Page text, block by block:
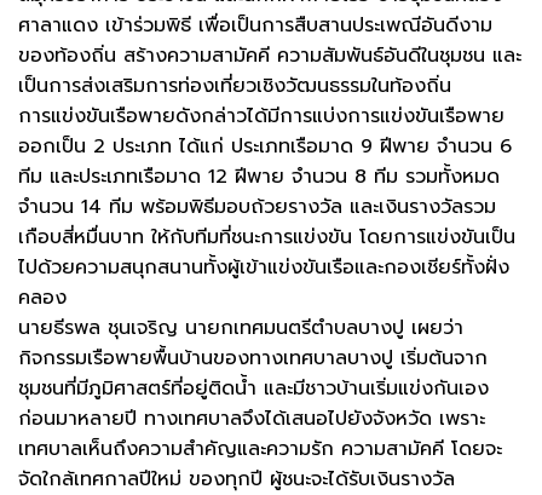
ศาลาแดง เข้าร่วมพิธี เพื่อเป็นการสืบสานประเพณีอันดีงาม
ของท้องถิ่น สร้างความสามัคคี ความสัมพันธ์อันดีในชุมชน และ
เป็นการส่งเสริมการท่องเที่ยวเชิงวัฒนธรรมในท้องถิ่น
การแข่งขันเรือพายดังกล่าวได้มีการแบ่งการแข่งขันเรือพาย
ออกเป็น 2 ประเภท ได้แก่ ประเภทเรือมาด 9 ฝีพาย จำนวน 6
ทีม และประเภทเรือมาด 12 ฝีพาย จำนวน 8 ทีม รวมทั้งหมด
จำนวน 14 ทีม พร้อมพิธีมอบถ้วยรางวัล และเงินรางวัลรวม
เกือบสี่หมื่นบาท ให้กับทีมที่ชนะการแข่งขัน โดยการแข่งขันเป็น
ไปด้วยความสนุกสนานทั้งผู้เข้าแข่งขันเรือและกองเชียร์ทั้งฝั่ง
คลอง
นายธีรพล ชุนเจริญ นายกเทศมนตรีตำบลบางปู เผยว่า
กิจกรรมเรือพายพื้นบ้านของทางเทศบาลบางปู เริ่มต้นจาก
ชุมชนที่มีภูมิศาสตร์ที่อยู่ติดน้ำ และมีชาวบ้านเริ่มแข่งกันเอง
ก่อนมาหลายปี ทางเทศบาลจึงได้เสนอไปยังจังหวัด เพราะ
เทศบาลเห็นถึงความสำคัญและความรัก ความสามัคคี โดยจะ
จัดใกล้เทศกาลปีใหม่ ของทุกปี ผู้ชนะจะได้รับเงินรางวัล